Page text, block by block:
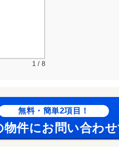
1 / 8
無料・簡単2項目！
物件にお問い合わ